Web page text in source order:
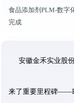
食品添加剂PLM-数字
完成
安徽金禾实业股
来了重要里程碑